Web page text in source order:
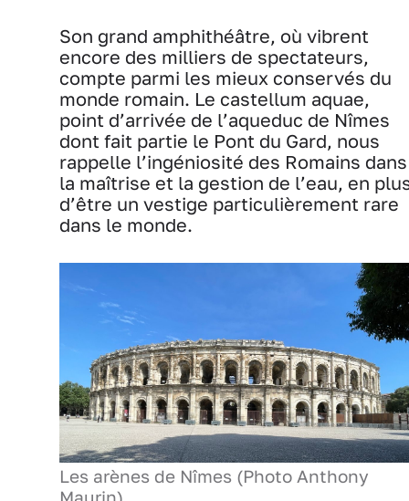
Son grand amphithéâtre, où vibrent
encore des milliers de spectateurs,
compte parmi les mieux conservés du
monde romain. Le castellum aquae,
point d’arrivée de l’aqueduc de Nîmes
dont fait partie le Pont du Gard, nous
rappelle l’ingéniosité des Romains dans
la maîtrise et la gestion de l’eau, en
d’être un vestige particulièrement rare
dans le monde.
Les arènes de Nîmes (Photo Anthony